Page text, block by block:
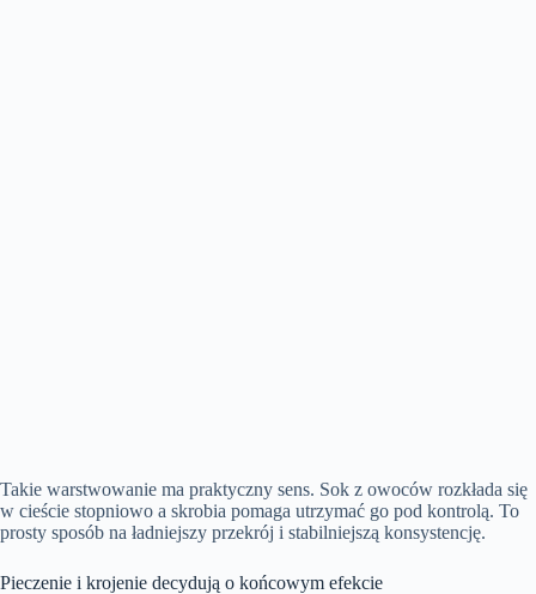
Takie warstwowanie ma praktyczny sens. Sok z owoców rozkłada się
w cieście stopniowo a skrobia pomaga utrzymać go pod kontrolą. To
prosty sposób na ładniejszy przekrój i stabilniejszą konsystencję.
Pieczenie i krojenie decydują o końcowym efekcie